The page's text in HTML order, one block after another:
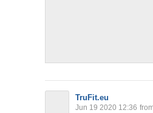
TruFit.eu
Jun 19 2020 12:36